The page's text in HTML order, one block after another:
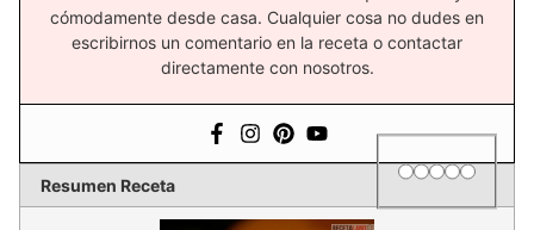
cómodamente desde casa. Cualquier cosa no dudes en
escribirnos un comentario en la receta o contactar
directamente con nosotros.
Resumen Receta
Rating
1 star
2 stars
3 stars
4 stars
5